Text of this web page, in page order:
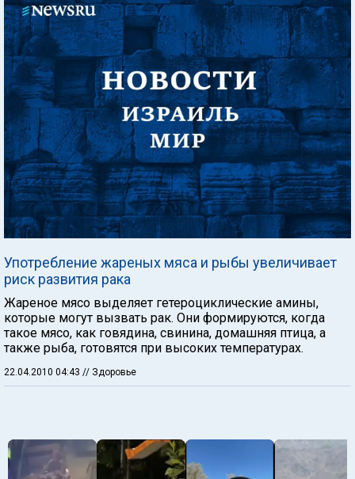
Употребление жареных мяса и рыбы увеличивает
риск развития рака
Жареное мясо выделяет гетероциклические амины,
которые могут вызвать рак. Они формируются, когда
такое мясо, как говядина, свинина, домашняя птица, а
также рыба, готовятся при высоких температурах.
22.04.2010 04:43 // Здоровье